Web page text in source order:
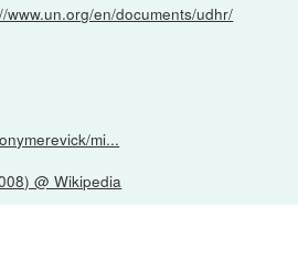
www.un.org/en/documents/udhr/
mi...
@ Wikipedia